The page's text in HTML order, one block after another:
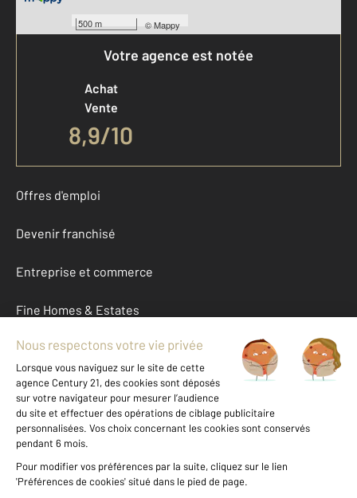
500 m ©Mappy
Votre agence est notée
Achat
Vente
8,9/10
Offres d'emploi
Devenir franchisé
Entreprise et commerce
Fine Homes & Estates
À propos
International
Nous contacter